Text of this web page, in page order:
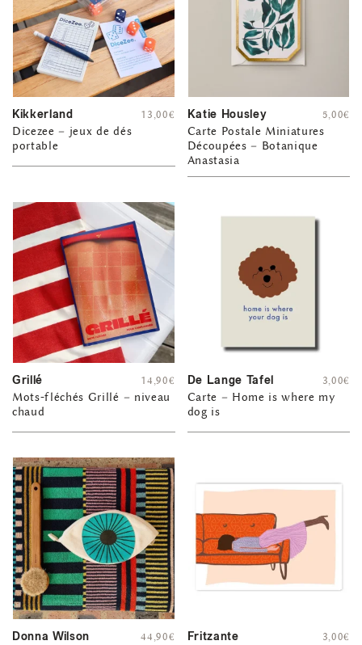
Kikkerland
Dicezee – jeux de dés
portable
13,00€ Katie Housley
Carte Postale Miniatures
Découpées – Botanique
Anastasia
5,00€
Grillé
Mots-fléchés Grillé – niveau
chaud
14,90€ De Lange Tafel
Carte – Home is where my
dog is
3,00€
Donna Wilson 44,90€ Fritzante 3,00€